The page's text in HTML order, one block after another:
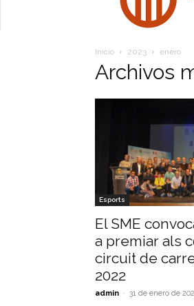
Inicio 2023 enero
Archivos
Esports
El SME
a premiar als
circuit de
2022
admin - 31 de enero de